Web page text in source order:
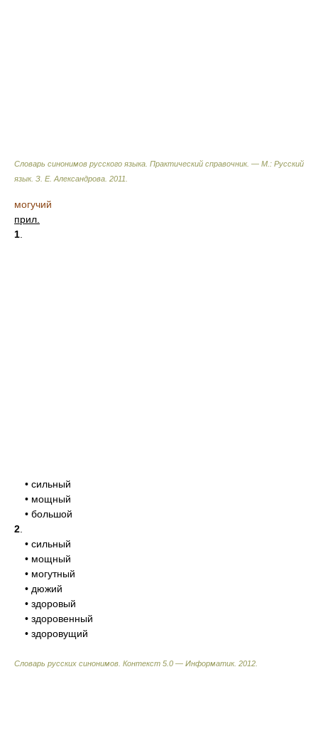
Словарь синонимов русского языка. Практический справочник. — М.: Русский
язык. З. Е. Александрова 2011
могучий
прил.
1
• сильный
• мощный
• большой
2
• сильный
• мощный
• могутный
• дюжий
• здоровый
• здоровенный
• здоровущий
Словарь русских синонимов. Контекст 5.0 — Информатик. 2012